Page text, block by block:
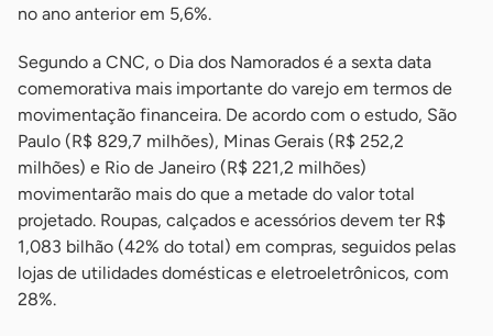
no ano anterior em 5,6%.
Segundo a CNC, o Dia dos Namorados é a sexta data
comemorativa mais importante do varejo em termos de
movimentação financeira. De acordo com o estudo, São
Paulo (R$ 829,7 milhões), Minas Gerais (R$ 252,2
milhões) e Rio de Janeiro (R$ 221,2 milhões)
movimentarão mais do que a metade do valor total
projetado. Roupas, calçados e acessórios devem ter R$
1,083 bilhão (42% do total) em compras, seguidos pelas
lojas de utilidades domésticas e eletroeletrônicos, com
28%.